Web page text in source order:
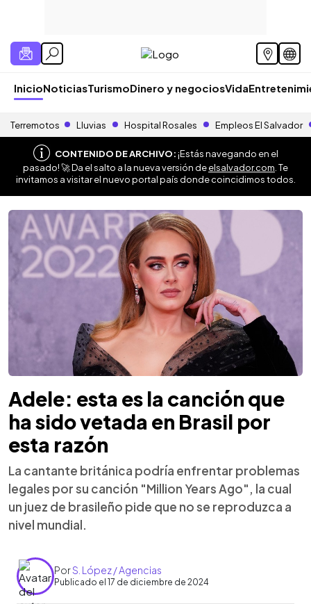
InicioNoticiasTurismoDinero y negociosVida
Terremotos Lluvias Hospital Rosales Empleos El Salvador
CONTENIDO DE ARCHIVO:¡Estás navegando en el
pasado! 🚀 Da el salto a la nueva versión deelsalvador.com . Te
invitamos a visitar el nuevo portal país donde coincidimos todos.
Adele: esta es la canción que
ha sido vetada en Brasil por
esta razón
La cantante británica podría enfrentar problemas
legales por su canción "Million Years Ago", la cual
un juez de brasileño pide que no se reproduzca a
nivel mundial.
PorS. López / Agencias
Publicado el 17 de diciembre de 2024